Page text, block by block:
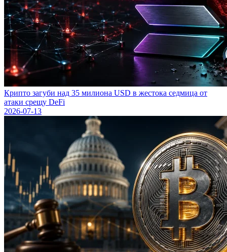
Крипто загуби над 35 милиона USD в жестока седмица от
атаки срещу DeFi
2026-07-13